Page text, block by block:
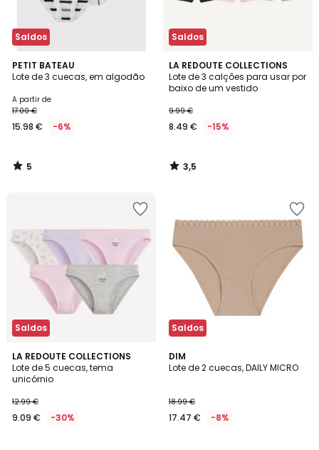
Saldos
PETIT BATEAU
Lote de 3 cuecas, em algodão
A partir de
17.00 €
15.98 € -6%
5
/
5
/
Saldos
LA REDOUTE COLLECTIONS
Lote de 3 calções para usar por
baixo de um vestido
9.99 €
8.49 € -15%
3,5
/ 5
3,5
/
Saldos
LA REDOUTE COLLECTIONS
Lote de 5 cuecas, tema
unicórnio
12.99 €
9.09 € -30%
4,7
/ 5
Saldos
DIM
Lote de 2 cuecas, DAILY MICRO
18.99 €
17.47 € -8%